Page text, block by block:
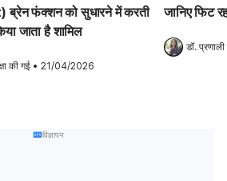
ब्रेन फंक्शन को सुधारने में करती
जाता है शामिल
की गई • 21/04/2026
जानिए फिट
डॉ.
विज्ञापन